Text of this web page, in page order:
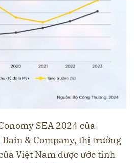
SEA 2024 của
Bain & Company, thị trường
Việt Nam được ước tính